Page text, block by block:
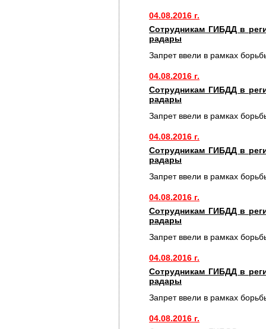
04.08.2016 г.
Сотрудникам ГИБДД в
радары
Запрет ввели в рамках
04.08.2016 г.
Сотрудникам ГИБДД в
радары
Запрет ввели в рамках
04.08.2016 г.
Сотрудникам ГИБДД в
радары
Запрет ввели в рамках
04.08.2016 г.
Сотрудникам ГИБДД в
радары
Запрет ввели в рамках
04.08.2016 г.
Сотрудникам ГИБДД в
радары
Запрет ввели в рамках
04.08.2016 г.